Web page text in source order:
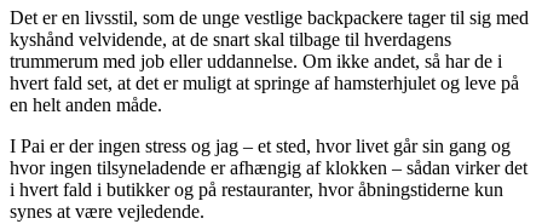
Det er en livsstil, som de unge vestlige backpackere tager til sig med
kyshånd velvidende, at de snart skal tilbage til hverdagens
trummerum med job eller uddannelse. Om ikke andet, så har de i
hvert fald set, at det er muligt at springe af hamsterhjulet og leve på
en helt anden måde.
I Pai er der ingen stress og jag – et sted, hvor livet går sin gang og
hvor ingen tilsyneladende er afhængig af klokken – sådan virker det
i hvert fald i butikker og på restauranter, hvor åbningstiderne kun
synes at være vejledende.